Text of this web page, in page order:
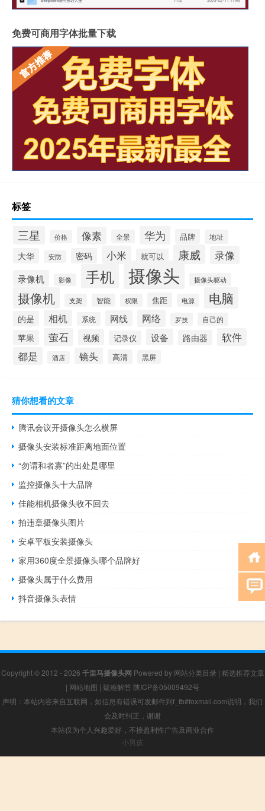
免费可商用字体批量下载
标签
三星 价格 像素 全景 华为 品牌 地址
大华 安防 密码 小米 就可以 康威 录像
录像机 影像 手机 摄像头 摄像头驱动
摄像机 支架 智能 权限 焦距 电源 电脑
的是 相机 系统 网线 网络 罗技 自己的
苹果 萤石 视频 记录仪 设备 路由器
软件
都是
酒店 镜头 高清 黑屏
猜你想看的文章
腾讯会议开摄像头怎么横屏
摄像头安装标准距离地面位置
“勿谓和者寡”的出处是哪里
监控摄像头十大品牌
佳能相机摄像头收不回去
拍违章摄像头图片
安卓平板安装摄像头
家用360度全景摄像头哪个品牌好
摄像头属于什么费用
抖音摄像头表情
Copyright © 2012 - 2026 千里马摄像头网 Powered by 网站分类目录 | 精选推荐文章
| 网站地图 | 疑难解答 陕ICP备05009492号
声明：本站内容来自互联网，如信息有错误可发邮件到f_fb#foxmail.com说明，我们
会及时纠正，谢谢
本站仅为个人兴趣爱好，不接盈利性广告及商业合作
小男孩